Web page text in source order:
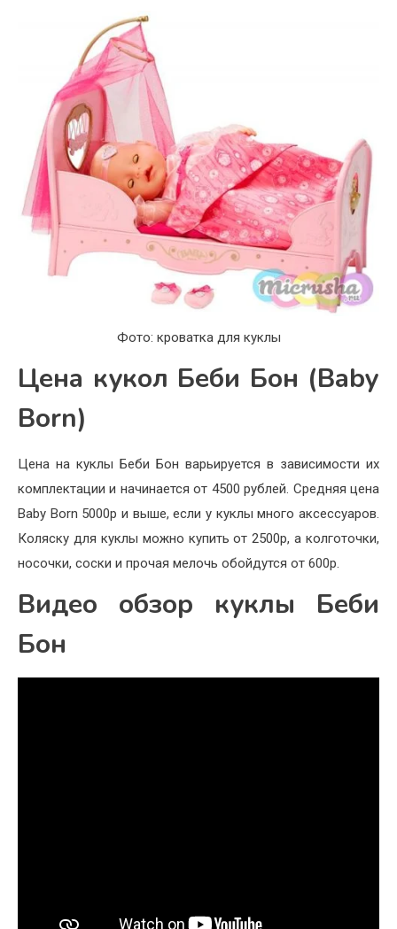
Фото: кроватка для куклы
Цена кукол Беби Бон (Baby
Born)
Цена на куклы Беби Бон варьируется в зависимости их
комплектации и начинается от 4500 рублей. Средняя цена
Baby Born 5000р и выше, если у куклы много аксессуаров.
Коляску для куклы можно купить от 2500р, а колготочки,
носочки, соски и прочая мелочь обойдутся от 600р.
Видео обзор куклы Беби
Бон